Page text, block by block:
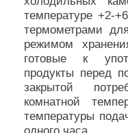
температуре +2-
термометрами
режимом
готовые к
продукты перед
закрытой
комнатной
температуры
одного часа.